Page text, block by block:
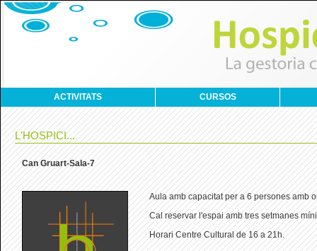
ACTIVITATS CURSOS
L'HOSPICI...
Can Gruart-Sala-7
Aula amb capacitat per a 6 persones amb
Cal reservar l'espai amb tres setmanes
Horari Centre Cultural de 16 a 21h.